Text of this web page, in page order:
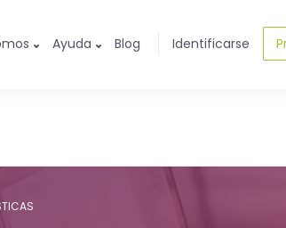
Ayuda Blog Identificarse